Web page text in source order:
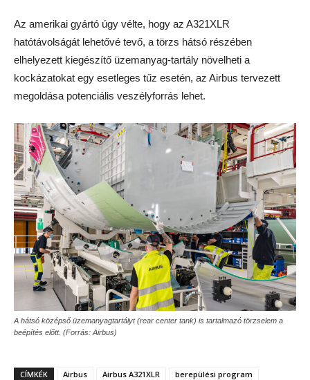
Az amerikai gyártó úgy vélte, hogy az A321XLR
hatótávolságát lehetővé tevő, a törzs hátsó részében
elhelyezett kiegészítő üzemanyag-tartály növelheti a
kockázatokat egy esetleges tűz esetén, az Airbus tervezett
megoldása potenciális veszélyforrás lehet.
A hátsó középső üzemanyagtartályt (rear center tank) is tartalmazó törzselem a
beépítés előtt. (Forrás: Airbus)
CÍMKÉK Airbus Airbus A321XLR
berepülési program